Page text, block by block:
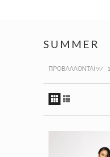
SUMMER
ΠΡΟΒΆΛΛΟΝΤΑΙ 97 -